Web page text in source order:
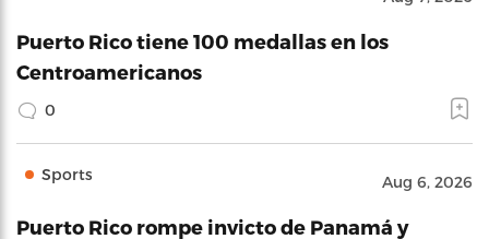
Puerto Rico tiene 100 medallas en los
Centroamericanos
0
Sports Aug 6, 2026
Puerto Rico rompe invicto de Panamá y